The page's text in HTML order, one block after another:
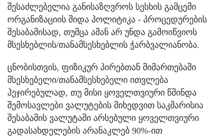
შესაძლებელია განისაზღვროს სესხის გამცემი
ორგანიზაციის შიდა პოლიტიკა - პროცედურების
შესაბამისად, თუმცა ამან არ უნდა გამოიწვიოს
მსესხებლის/თანამსესხებლის ჭარბვალიანობა.
ცნობისთვის, ფიზიკურ პირებთან მიმართებაში
მსესხებელი/თანამსესხებელი ითვლება
ჰეჯირებულად, თუ მისი ყოველთვიური წმინდა
შემოსავლები ვალუტების მიხედვით საკმარისია
შესაბამის ვალუტაში არსებული ყოველთვიური
გადასახდელების არანაკლებ 90%-ით